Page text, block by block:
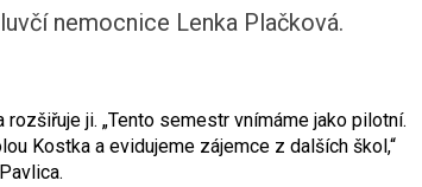
nemocnice Lenka Plačková.
ji. „Tento semestr vnímáme jako pilotní.
Kostka a evidujeme zájemce z dalších škol,“